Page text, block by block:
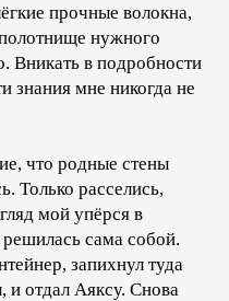
прочные волокна,
нужного
Вникать в подробности
знания мне никогда не
что родные стены
Только расселись,
мой упёрся в
сама собой.
запихнул туда
и отдал Аяксу. Снова